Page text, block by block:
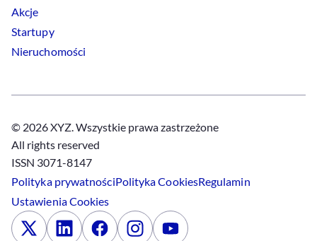
Akcje
Startupy
Nieruchomości
© 2026 XYZ. Wszystkie prawa zastrzeżone
All rights reserved
ISSN 3071-8147
Polityka prywatnościPolitykaCookiesRegulamin
UstawieniaCookies
x LinkedinFacebookInstagramYoutube